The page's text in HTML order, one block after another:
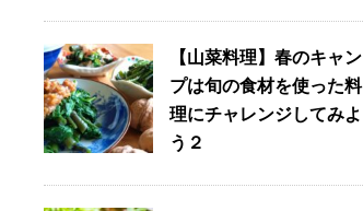
【山菜料理】春のキャン
プは旬の食材を使った料
理にチャレンジしてみよ
う２